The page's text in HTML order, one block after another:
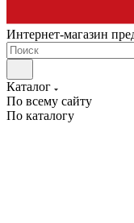
Интернет-магазин
Каталог
По всему сайту
По каталогу